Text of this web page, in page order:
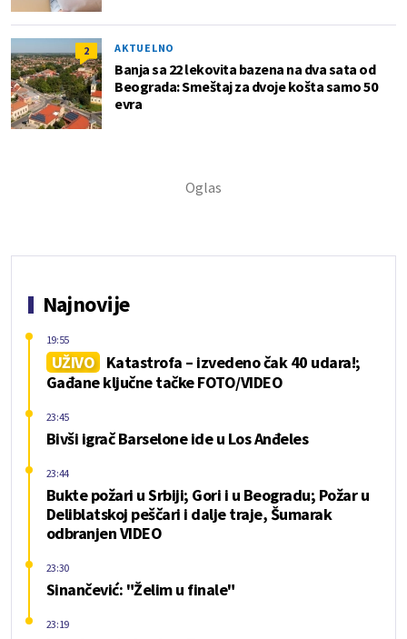
2 AKTUELNO
Banja sa 22 lekovita bazena na dva sata od
Beograda: Smeštaj za dvoje košta samo 50
evra
Najnovije
UŽIVO
Katastrofa – izvedeno čak 40 udara!;
Gađane ključne tačke FOTO/VIDEO
19:55
Bivši igrač Barselone ide u Los Anđeles
23:45
Bukte požari u Srbiji; Gori i u Beogradu; Požar u
Deliblatskoj peščari i dalje traje, Šumarak
odbranjen VIDEO
23:44
Sinančević: "Želim u finale"
23:30
23:19